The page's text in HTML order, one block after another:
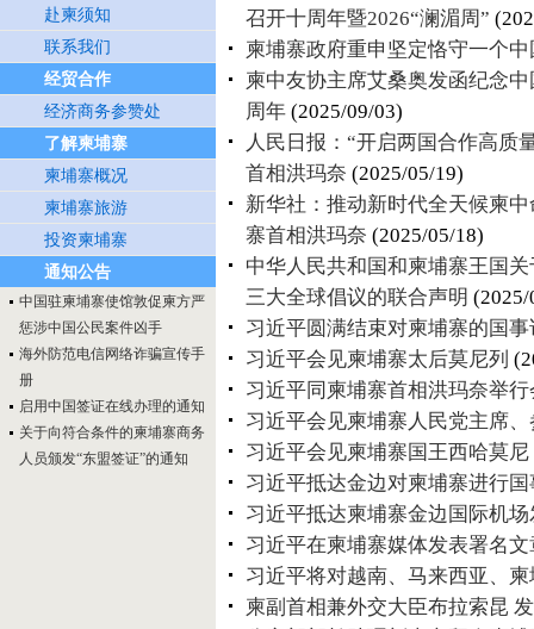
赴柬须知
联系我们
经贸合作
经济商务参赞处
了解柬埔寨
柬埔寨概况
柬埔寨旅游
投资柬埔寨
通知公告
中国驻柬埔寨使馆敦促柬方严
惩涉中国公民案件凶手
海外防范电信网络诈骗宣传手
册
启用中国签证在线办理的通知
关于向符合条件的柬埔寨商务
人员颁发“东盟签证”的通知
召开十周年暨2026“澜湄周”
柬埔寨政府重申坚定恪守一个
柬中友协主席艾桑奥发函纪念
周年 (2025/09/03)
人民日报：“开启两国合作高
首相洪玛奈 (2025/05/19)
新华社：推动新时代全天候柬
寨首相洪玛奈 (2025/05/18)
中华人民共和国和柬埔寨王国
三大全球倡议的联合声明 (2025/
习近平圆满结束对柬埔寨的国事
习近平会见柬埔寨太后莫尼列
习近平同柬埔寨首相洪玛奈举行
习近平会见柬埔寨人民党主席
习近平会见柬埔寨国王西哈莫尼
习近平抵达金边对柬埔寨进行
习近平抵达柬埔寨金边国际机
习近平在柬埔寨媒体发表署名文
习近平将对越南、马来西亚、
柬副首相兼外交大臣布拉索昆